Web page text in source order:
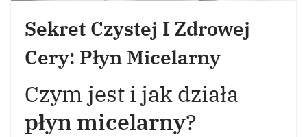
Sekret Czystej I Zdrowej
Cery: Płyn Micelarny
Czym jest i jak działa
płyn micelarny?